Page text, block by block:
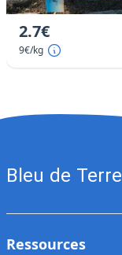
2.7€
9€/kg
Bleu de Terre
Ressources